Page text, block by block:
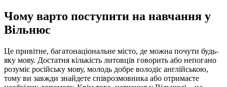
Чому варто поступити на навчання у
Вільнюс
Це привітне, багатонаціональне місто, де можна почути будь-
яку мову. Достатня кількість литовців говорить або непогано
розуміє російську мову, молодь добре володіє англійською,
тому ви завжди знайдете співрозмовника або отримаєте